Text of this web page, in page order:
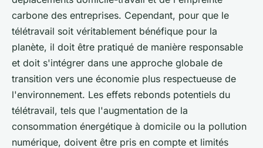
carbone des entreprises. Cependant, pour que le
télétravail soit véritablement bénéfique pour la
planète, il doit être pratiqué de manière responsable
et doit s'intégrer dans une approche globale de
transition vers une économie plus respectueuse de
l'environnement. Les effets rebonds potentiels du
télétravail, tels que l'augmentation de la
consommation énergétique à domicile ou la pollution
numérique, doivent être pris en compte et limités